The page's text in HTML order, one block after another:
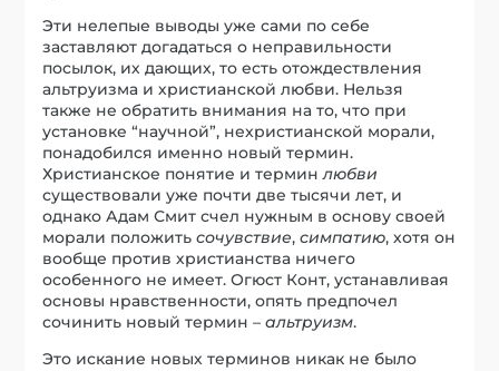
Эти нелепые выводы уже сами по себе
заставляют догадаться о неправильности
посылок, их дающих, то есть отождествления
альтруизма и христианской любви. Нельзя
также не обратить внимания на то, что при
установке “научной”, нехристианской морали,
понадобился именно новый термин.
Христианское понятие и терминлюбви
существовали уже почти две тысячи лет, и
однако Адам Смит счел нужным в основу своей
морали положитьсочувствие,симпатию, хотя он
вообще против христианства ничего
особенного не имеет. Огюст Конт, устанавливая
основы нравственности, опять предпочел
сочинить новый термин –альтруизм.
Это искание новых терминов никак не было